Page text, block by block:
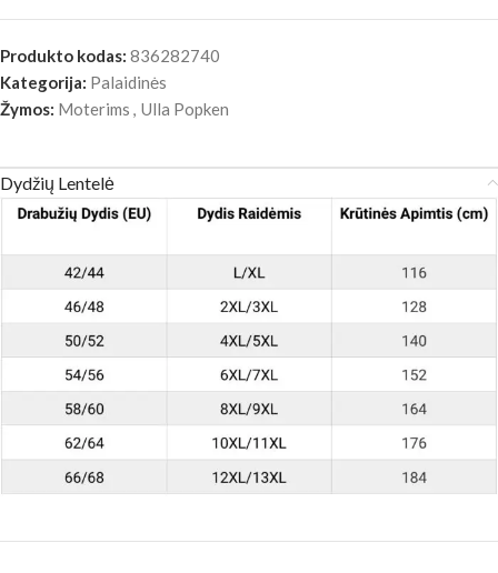
Produkto kodas: 836282740
Kategorija: Palaidinės
Žymos: Moterims Ulla Popken
Dydžių Lentelė